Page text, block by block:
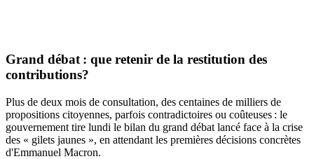
Grand débat : que retenir de la restitution des
contributions?
Plus de deux mois de consultation, des centaines de milliers de
propositions citoyennes, parfois contradictoires ou coûteuses : le
gouvernement tire lundi le bilan du grand débat lancé face à la crise
des « gilets jaunes », en attendant les premières décisions concrètes
d'Emmanuel Macron.